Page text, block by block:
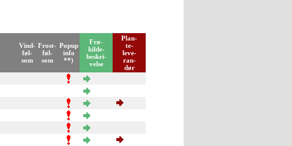
Vind-
føl-
som
Frost-
føl-
som
Popup
info
**)
Frø-
kilde-
beskri-
velse
Plan-
te-
leve-
ran-
dør